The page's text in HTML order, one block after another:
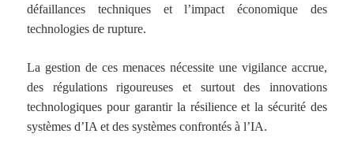
défaillances techniques et l’impact économique des
technologies de rupture.
La gestion de ces menaces nécessite une vigilance accrue,
des régulations rigoureuses et surtout des innovations
technologiques pour garantir la résilience et la sécurité des
systèmes d’IA et des systèmes confrontés à l’IA.